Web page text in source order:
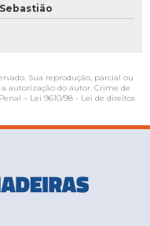
Sua reprodução, parcial ou
autorização do autor. Crime de
– Lei 9610/98 - Lei de direitos